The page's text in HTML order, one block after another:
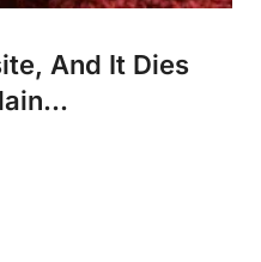
And It Dies